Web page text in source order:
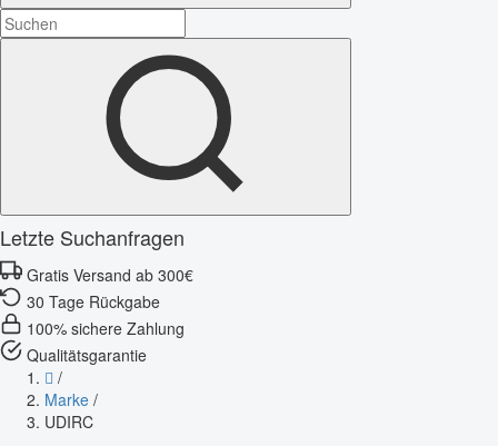
Letzte Suchanfragen
Gratis Versand ab 300€
30 Tage Rückgabe
100% sichere Zahlung
Qualitätsgarantie
/
Marke /
UDIRC